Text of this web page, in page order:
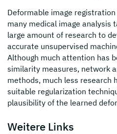
Deformable image
many medical image analysis
large amount of research to
accurate unsupervised
Although much attention has
similarity measures, network
methods, much less research
suitable regularization
plausibility of the learned
Weitere Links